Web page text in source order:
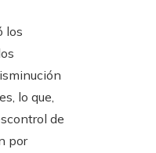
los
lo que,
de
por